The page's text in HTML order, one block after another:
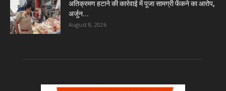
अतिक्रमण हटाने की कार्रवाई में पूजा सामग्री फेंकने का आरोप,
अर्जुन...
August 8, 2026